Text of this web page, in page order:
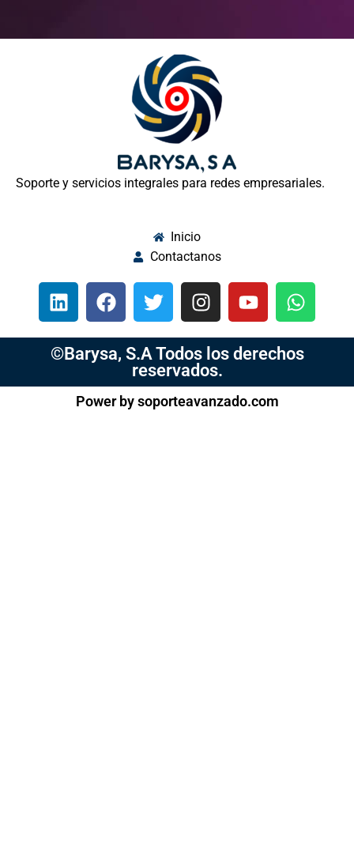
Soporte y servicios integrales para redes empresariales.
Inicio
Contactanos
©Barysa, S.A Todos los derechos
reservados.
Power by soporteavanzado.com